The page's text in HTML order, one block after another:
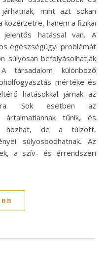
mint azt sokan
közérzetre, hanem a fizikai
hatással van. A
egészségügyi problémát
súlyosan befolyásolhatják
társadalom különböző
mértéke és
hatásokkal járnak az
Sok esetben az
ártalmatlannak tűnik, és
hozhat, de a túlzott,
súlyosbodhatnak. Az
a szív- és érrendszeri